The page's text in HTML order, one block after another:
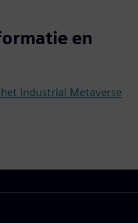
en
Industrial Metaverse